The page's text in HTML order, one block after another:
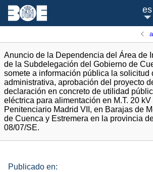
es
Anuncio de la Dependencia del Área de
de la Subdelegación del Gobierno de
somete a información pública la solicitud
administrativa, aprobación del proyecto
declaración en concreto de utilidad
eléctrica para alimentación en M.T. 20 kV
Penitenciario Madrid VII, en Barajas de
de Cuenca y Estremera en la provincia
08/07/SE.
Publicado en: